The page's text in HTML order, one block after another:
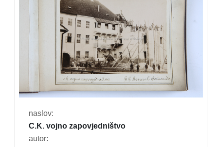
naslov:
C.K. vojno zapovjedništvo
autor: